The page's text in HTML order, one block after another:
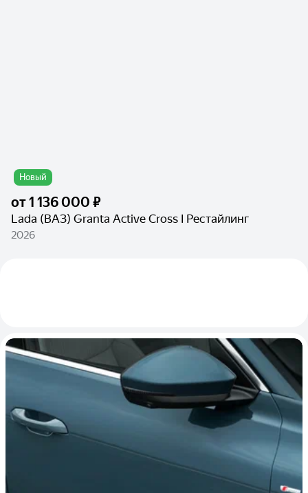
Новый
от1 136 000 ₽
Lada (ВАЗ) Granta Active Cross I Рестайлинг
2026